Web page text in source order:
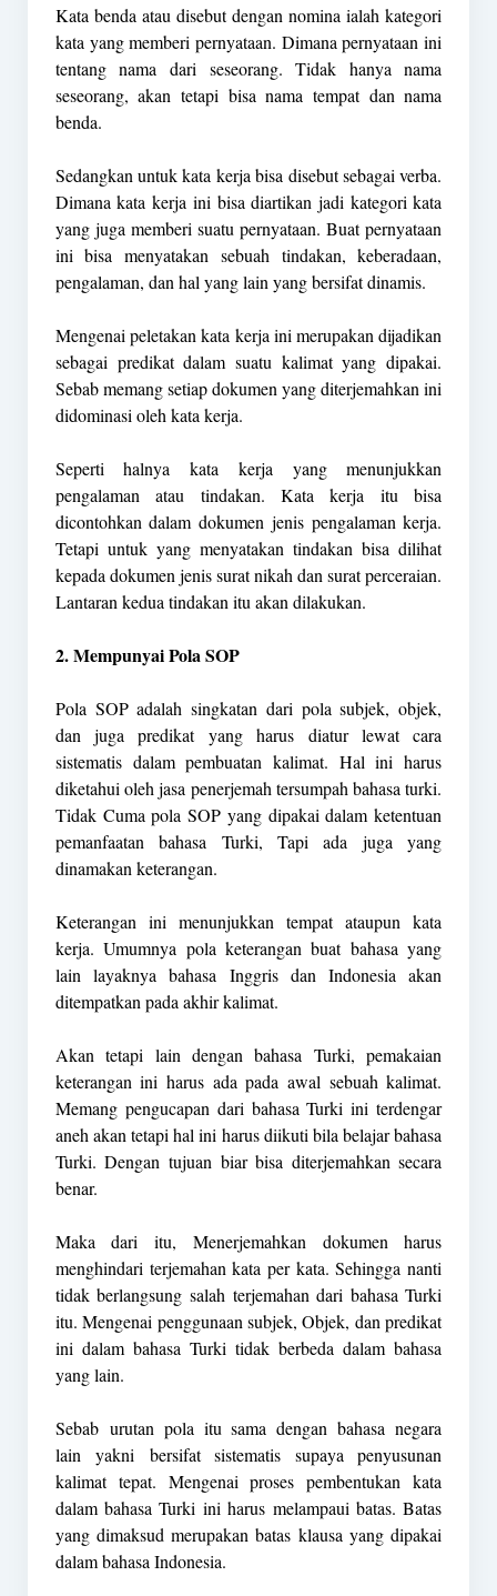
Kata benda atau disebut dengan nomina ialah kategori
kata yang memberi pernyataan. Dimana pernyataan ini
tentang nama dari seseorang. Tidak hanya nama
seseorang, akan tetapi bisa nama tempat dan nama
benda.
Sedangkan untuk kata kerja bisa disebut sebagai verba.
Dimana kata kerja ini bisa diartikan jadi kategori kata
yang juga memberi suatu pernyataan. Buat pernyataan
ini bisa menyatakan sebuah tindakan, keberadaan,
pengalaman, dan hal yang lain yang bersifat dinamis.
Mengenai peletakan kata kerja ini merupakan dijadikan
sebagai predikat dalam suatu kalimat yang dipakai.
Sebab memang setiap dokumen yang diterjemahkan ini
didominasi oleh kata kerja.
Seperti halnya kata kerja yang menunjukkan
pengalaman atau tindakan. Kata kerja itu bisa
dicontohkan dalam dokumen jenis pengalaman kerja.
Tetapi untuk yang menyatakan tindakan bisa dilihat
kepada dokumen jenis surat nikah dan surat perceraian.
Lantaran kedua tindakan itu akan dilakukan.
2. Mempunyai Pola SOP
Pola SOP adalah singkatan dari pola subjek, objek,
dan juga predikat yang harus diatur lewat cara
sistematis dalam pembuatan kalimat. Hal ini harus
diketahui oleh jasa penerjemah tersumpah bahasa turki.
Tidak Cuma pola SOP yang dipakai dalam ketentuan
pemanfaatan bahasa Turki, Tapi ada juga yang
dinamakan keterangan.
Keterangan ini menunjukkan tempat ataupun kata
kerja. Umumnya pola keterangan buat bahasa yang
lain layaknya bahasa Inggris dan Indonesia akan
ditempatkan pada akhir kalimat.
Akan tetapi lain dengan bahasa Turki, pemakaian
keterangan ini harus ada pada awal sebuah kalimat.
Memang pengucapan dari bahasa Turki ini terdengar
aneh akan tetapi hal ini harus diikuti bila belajar bahasa
Turki. Dengan tujuan biar bisa diterjemahkan secara
benar.
Maka dari itu, Menerjemahkan dokumen harus
menghindari terjemahan kata per kata. Sehingga nanti
tidak berlangsung salah terjemahan dari bahasa Turki
itu. Mengenai penggunaan subjek, Objek, dan predikat
ini dalam bahasa Turki tidak berbeda dalam bahasa
yang lain.
Sebab urutan pola itu sama dengan bahasa negara
lain yakni bersifat sistematis supaya penyusunan
kalimat tepat. Mengenai proses pembentukan kata
dalam bahasa Turki ini harus melampaui batas. Batas
yang dimaksud merupakan batas klausa yang dipakai
dalam bahasa Indonesia.